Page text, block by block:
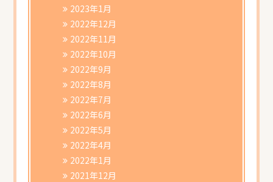
2023年1月
2022年12月
2022年11月
2022年10月
2022年9月
2022年8月
2022年7月
2022年6月
2022年5月
2022年4月
2022年1月
2021年12月